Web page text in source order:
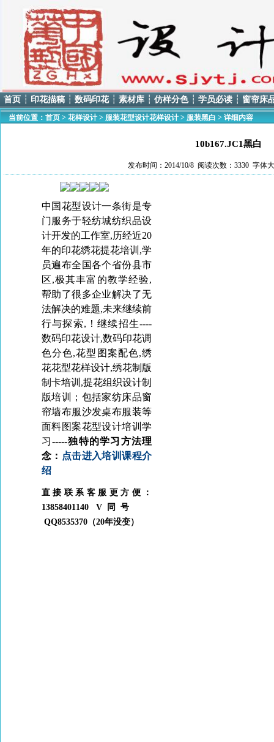
首页 ┆ 印花描稿 ┆ 数码印花 ┆ 素材库 ┆ 仿样分色 ┆ 学员必读 ┆ 窗帘床
当前位置： 首页 > 花样设计 > 服装花型设计花样设计 > 服装黑白 > 详细内容
10b167.JC1黑白
发布时间：2014/10/8 阅读次数：3330 字体
中国花型设计一条街是专
门服务于轻纺城纺织品设
计开发的工作室,历经近20
年的印花绣花提花培训,学
员遍布全国各个省份县市
区,极其丰富的教学经验,
帮助了很多企业解决了无
法解决的难题,未来继续前
行与探索,！继续招生----
数码印花设计,数码印花调
色分色,花型图案配色,绣
花花型花样设计,绣花制版
制卡培训,提花组织设计制
版培训；包括家纺床品窗
帘墙布服沙发桌布服装等
面料图案花型设计培训学
习-----独特的学习方法理
念： 点击进入培训课程介
绍
直接联系客服更方便：
13858401140 V同号
QQ8535370（20年没变）